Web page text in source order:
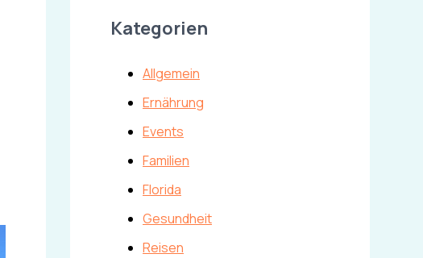
Kategorien
Allgemein
Ernährung
Events
Familien
Florida
Gesundheit
Reisen